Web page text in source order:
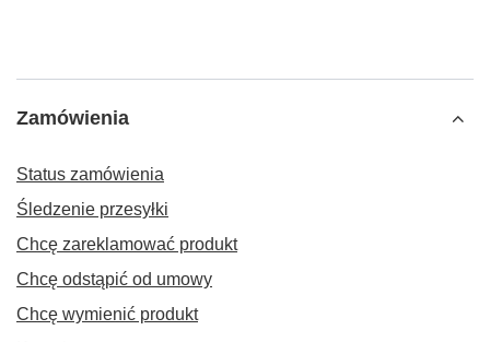
Zamówienia
Status zamówienia
Śledzenie przesyłki
Chcę zareklamować produkt
Chcę odstąpić od umowy
Chcę wymienić produkt